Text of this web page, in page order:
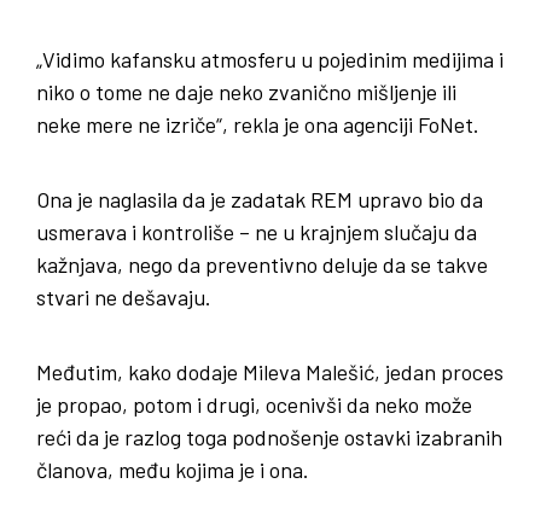
„Vidimo kafansku atmosferu u pojedinim medijima i
niko o tome ne daje neko zvanično mišljenje ili
neke mere ne izriče“, rekla je ona agenciji FoNet.
Ona je naglasila da je zadatak REM upravo bio da
usmerava i kontroliše – ne u krajnjem slučaju da
kažnjava, nego da preventivno deluje da se takve
stvari ne dešavaju.
Međutim, kako dodaje Mileva Malešić, jedan proces
je propao, potom i drugi, ocenivši da neko može
reći da je razlog toga podnošenje ostavki izabranih
članova, među kojima je i ona.